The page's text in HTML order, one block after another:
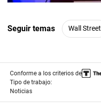
Seguir temas Wall Street
Conforme a los criterios de
Tipo de trabajo:
Noticias